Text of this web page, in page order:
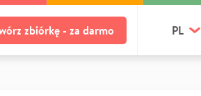
zbiórkę - za darmo PL